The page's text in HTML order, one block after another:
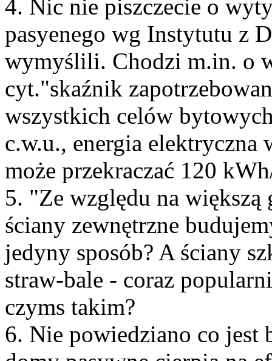
4. Nic nie piszczecie o
pasyenego wg Instytutu z
wymyślili. Chodzi m.in. o
cyt."skaźnik
wszystkich celów
c.w.u., energia
może przekraczać 120
5. "Ze względu na większą
ściany zewnętrzne
jedyny sposób? A ściany
straw-bale - coraz
czyms takim?
6. Nie powiedziano co jest